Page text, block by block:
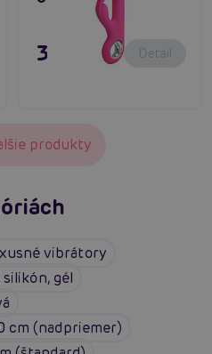
39,80 € Detail
produkty
vibrátory
gél
cm (nadpriemer)